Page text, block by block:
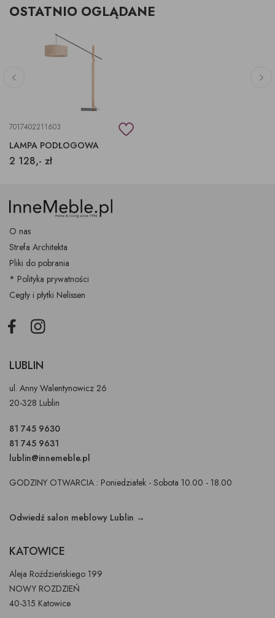
OSTATNIO OGLĄDANE
7017402211603
LAMPA PODŁOGOWA
2 128,- zł
O nas
Strefa Architekta
Pliki do pobrania
* Polityka prywatności
Cegły i płytki Nelissen
FacebookInstagram
LUBLIN
ul. Anny Walentynowicz 26
20-328 Lublin
81 745 9630
81 745 9631
lublin@innemeble.pl
GODZINY OTWARCIA : Poniedziałek - Sobota 10.00 - 18.00
Odwiedź salon meblowy Lublin →
KATOWICE
Aleja Roździeńskiego 199
NOWY ROZDZIEŃ
40-315 Katowice